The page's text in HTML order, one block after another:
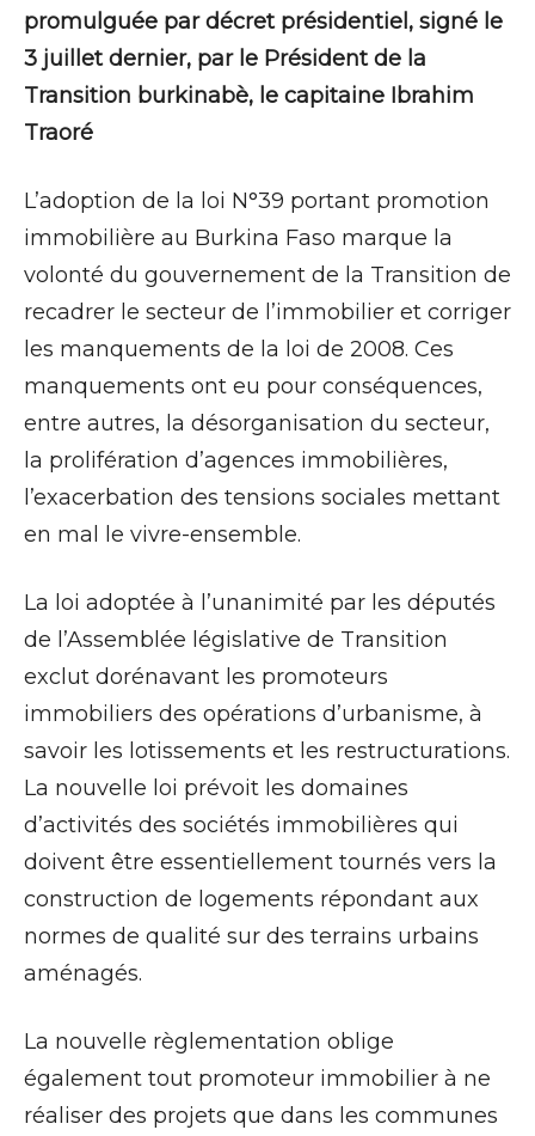
promulguée par décret présidentiel, signé le
3 juillet dernier, par le Président de la
Transition burkinabè, le capitaine Ibrahim
Traoré
L’adoption de la loi N°39 portant promotion
immobilière au Burkina Faso marque la
volonté du gouvernement de la Transition de
recadrer le secteur de l’immobilier et corriger
les manquements de la loi de 2008. Ces
manquements ont eu pour conséquences,
entre autres, la désorganisation du secteur,
la prolifération d’agences immobilières,
l’exacerbation des tensions sociales mettant
en mal le vivre-ensemble.
La loi adoptée à l’unanimité par les députés
de l’Assemblée législative de Transition
exclut dorénavant les promoteurs
immobiliers des opérations d’urbanisme, à
savoir les lotissements et les restructurations.
La nouvelle loi prévoit les domaines
d’activités des sociétés immobilières qui
doivent être essentiellement tournés vers la
construction de logements répondant aux
normes de qualité sur des terrains urbains
aménagés.
La nouvelle règlementation oblige
également tout promoteur immobilier à ne
réaliser des projets que dans les communes